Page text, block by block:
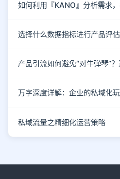
如何利用『KANO』分析需求，
选择什么数据指标进行产品评估
产品引流如何避免“对牛弹琴”
万字深度详解：企业的私域化
私域流量之精细化运营策略